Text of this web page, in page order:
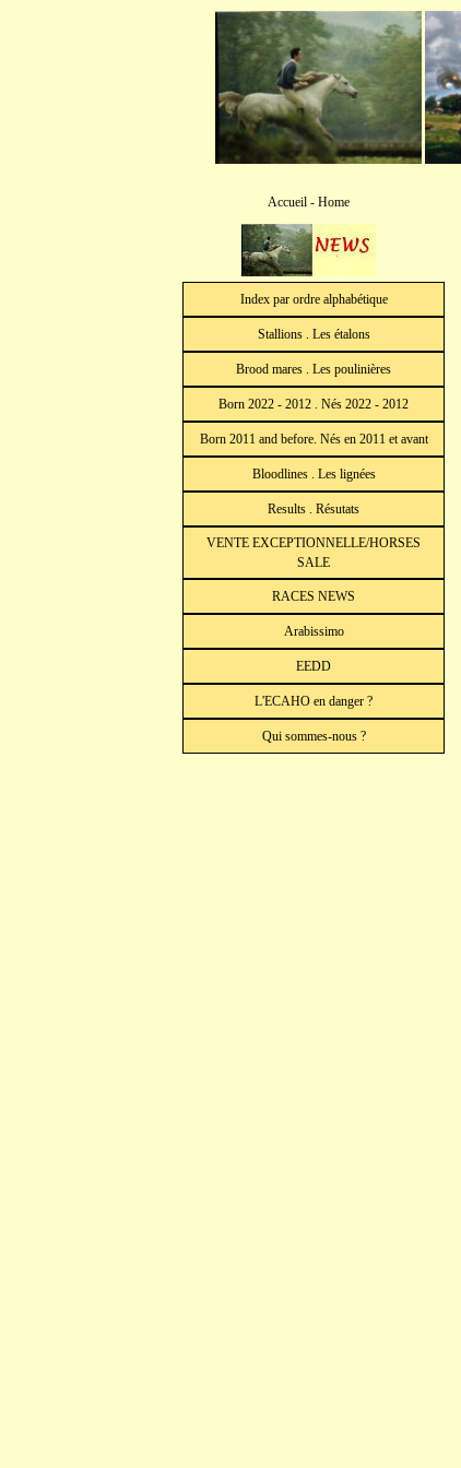
Accueil - Home
Index par ordre alphabétique
Stallions . Les étalons
Brood mares . Les poulinières
Born 2022 - 2012 . Nés 2022 - 2012
Born 2011 and before. Nés en 2011 et avant
Bloodlines . Les lignées
Results . Résutats
VENTE EXCEPTIONNELLE/HORSES
SALE
RACES NEWS
Arabissimo
EEDD
L'ECAHO en danger ?
Qui sommes-nous ?